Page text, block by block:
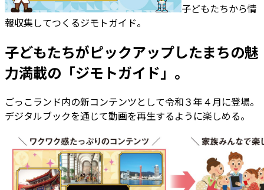
子どもたちから情
報収集してつくるジモトガイド。
子どもたちがピックアップしたまちの魅
力満載の「ジモトガイド」。
ごっこランド内の新コンテンツとして令和３年４月に登場。
デジタルブックを通じて動画を再生するように楽しめる。